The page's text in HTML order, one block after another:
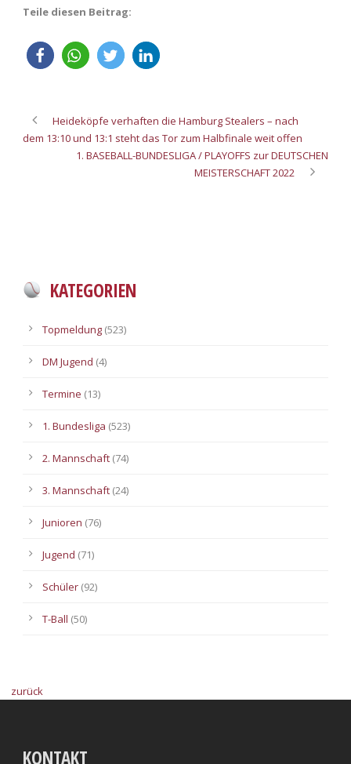
Teile diesen Beitrag:
Heideköpfe verhaften die Hamburg Stealers – nach
dem 13:10 und 13:1 steht das Tor zum Halbfinale weit offen
1. BASEBALL-BUNDESLIGA / PLAYOFFS zur DEUTSCHEN
MEISTERSCHAFT 2022
KATEGORIEN
Topmeldung (523)
DM Jugend (4)
Termine (13)
1. Bundesliga (523)
2. Mannschaft (74)
3. Mannschaft (24)
Junioren (76)
Jugend (71)
Schüler (92)
T-Ball (50)
zurück
KONTAKT